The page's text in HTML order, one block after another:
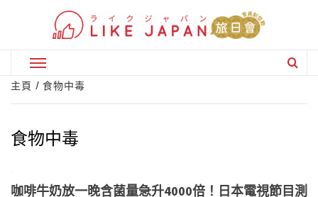
Primary
Menu
主頁 食物中毒
食物中毒
咖啡牛奶放一晚含菌量急升4000倍！日本電視節目測